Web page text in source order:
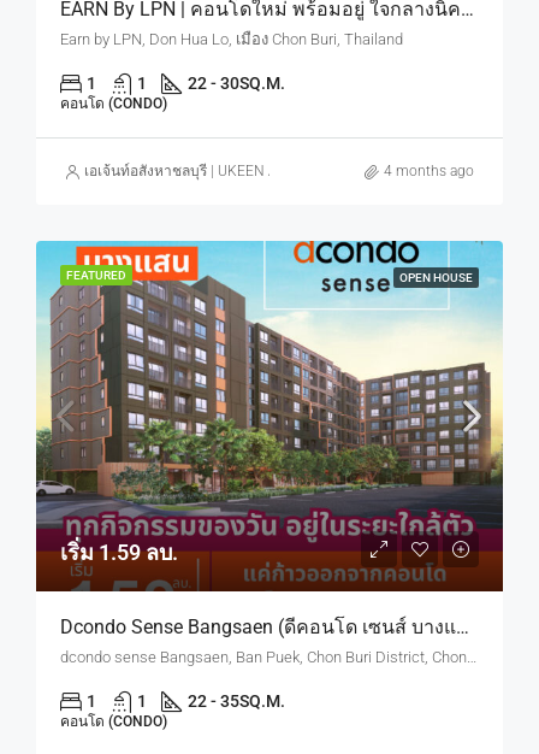
EARN By LPN | คอนโดใหม่ พร้อมอยู่ ใจกลางนิคมอมตะ ดีมานด์คนทำงานนิคม มีจริงตลอดปี เริ่ม 9.9 แสบบาท
Earn by LPN, Don Hua Lo, เมือง Chon Buri, Thailand
1 1 22 - 30SQ.M.
คอนโด (CONDO)
เอเจ้นท์อสังหาชลบุรี | UKEEN ASSET CO., LTD. 4 months ago
FEATURED OPEN HOUSE
เริ่ม 1.59 ลบ.
Dcondo Sense Bangsaen (ดีคอนโด เซนส์ บางแสน) ทำเลใกล้ ม.บูรพา
dcondo sense Bangsaen, Ban Puek, Chon Buri District, Chon Buri, Thailand
1 1 22 - 35SQ.M.
คอนโด (CONDO)